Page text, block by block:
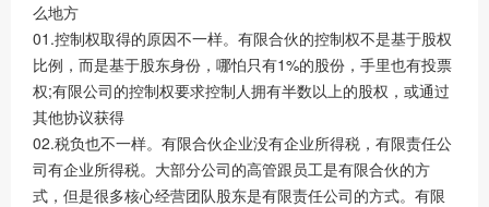
么地方
01.控制权取得的原因不一样。有限合伙的控制权不是基于股权
比例，而是基于股东身份，哪怕只有1%的股份，手里也有投票
权;有限公司的控制权要求控制人拥有半数以上的股权，或通过
其他协议获得
02.税负也不一样。有限合伙企业没有企业所得税，有限责任公
司有企业所得税。大部分公司的高管跟员工是有限合伙的方
式，但是很多核心经营团队股东是有限责任公司的方式。有限